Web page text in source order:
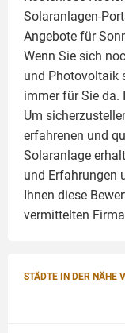
Solaranlagen-
Angebote für
Wenn Sie sich
und Photovoltaik
immer für Sie da.
Um
erfahrenen und
Solaranlage
und Erfahrungen
Ihnen diese
vermittelten
STÄDTE IN DER NÄHE